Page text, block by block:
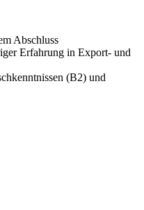
Abschluss
Erfahrung in Export- und
(B2) und